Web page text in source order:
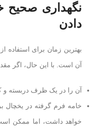
نگهداری صحیح
دادن
بهترین زمان برای استفاده
آن است. با این حال، اگر
آن را در یک ظرف دربسته و
خواهد داشت، اما ممکن